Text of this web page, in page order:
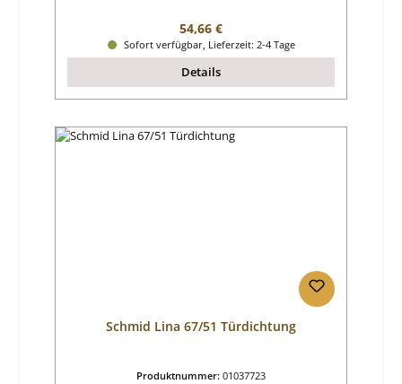
Regulärer Preis:
54,66 €
Sofort verfügbar, Lieferzeit: 2-4 Tage
Details
Schmid Lina 67/51 Türdichtung
Produktnummer: 01037723